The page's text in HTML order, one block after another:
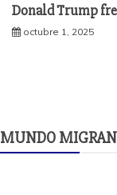
Donald Trump
octubre 1, 2025
MUNDO